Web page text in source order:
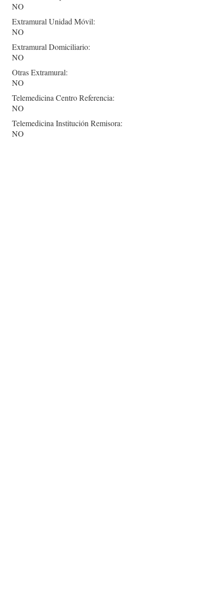
NO
Extramural Unidad Móvil:
NO
Extramural Domiciliario:
NO
Otras Extramural:
NO
Telemedicina Centro Referencia:
NO
Telemedicina Institución Remisora:
NO